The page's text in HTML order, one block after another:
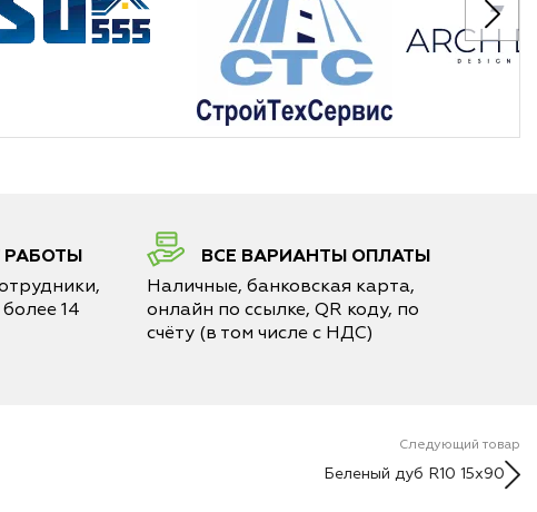
14
ВСЕ ВАРИАНТЫ ОПЛАТЫ
Наличные, банковская карта,
онлайн по ссылке, QR коду, по
счёту (в том числе с НДС)
Следующий товар
Беленый дуб R10 15x90